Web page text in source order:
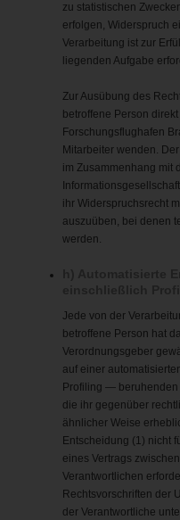
zu statistischen
erfolgen, Widerspruch
Verarbeitung ist zur
liegenden Aufgabe
Zur Ausübung des
betroffene Person
Forschungsflughafen
Mitarbeiter wenden.
im Zusammenhang mit
ihr Widerspruchsrecht
auszuüben, bei denen
werden.
Jede von der
betroffene Person hat
Verordnungsgeber
auf einer
Profiling — beruhenden
die ihr gegenüber
ähnlicher Weise
Entscheidung (1) nicht
eines Vertrags
Verantwortlichen
Rechtsvorschriften der
der Verantwortliche